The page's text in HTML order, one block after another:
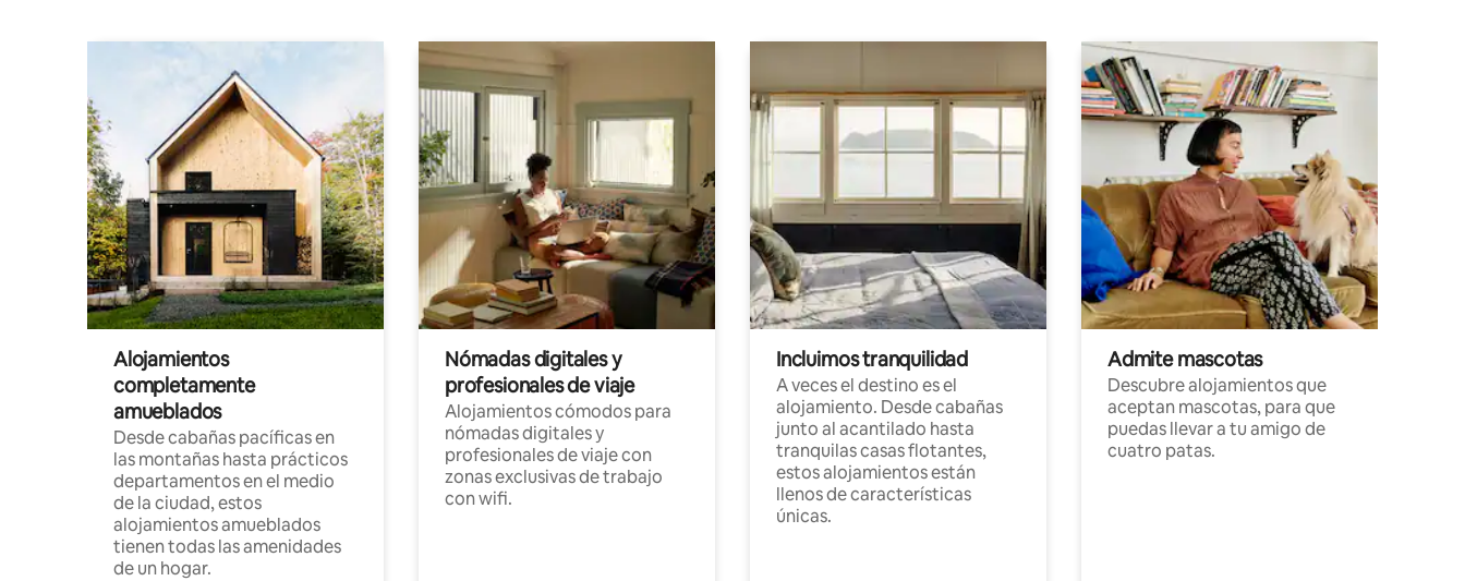
Alojamientos
completamente
amueblados
Desde cabañas pacíficas en
las montañas hasta prácticos
departamentos en el medio
de la ciudad, estos
alojamientos amueblados
tienen todas las amenidades
de un hogar.
Nómadas digitales y
profesionales de viaje
Alojamientos cómodos para
nómadas digitales y
profesionales de viaje con
zonas exclusivas de trabajo
con wifi.
Incluimos tranquilidad
A veces el destino es el
alojamiento. Desde cabañas
junto al acantilado hasta
tranquilas casas flotantes,
estos alojamientos están
llenos de características
únicas.
Admite mascotas
Descubre alojamientos que
aceptan mascotas, para que
puedas llevar a tu amigo de
cuatro patas.